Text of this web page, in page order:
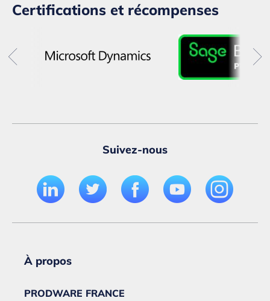
Certifications et récompenses
Suivez-nous
À propos
PRODWARE FRANCE